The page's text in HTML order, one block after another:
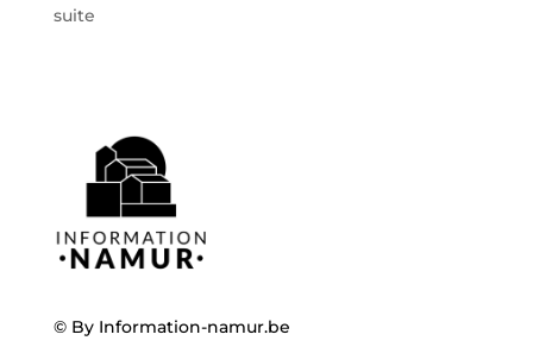
suite:
la
nouvelle
citadine
100
%
débarque
© By Information-namur.be